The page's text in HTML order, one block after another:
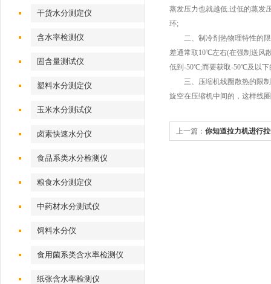
干货水分测定仪
含水率检测仪
固含量测试仪
塑料水分测定仪
玉米水分测试仪
卤素快速水分仪
食品系类水分检测仪
粮食水分测定仪
中药材水分测试仪
饲料水分仪
食用菌系类含水率检测仪
纸张含水率检测仪
蒸发压力也就越低.过低的蒸发
环;
二、制冷剂热物理特性的限
差通常取10℃左右(在强制送风
低到-50℃;而要获取-50℃及以
三、压缩机线圈散热的限制
旋空在压缩机中间的，这样线
上一篇： 你知道拉力机进行